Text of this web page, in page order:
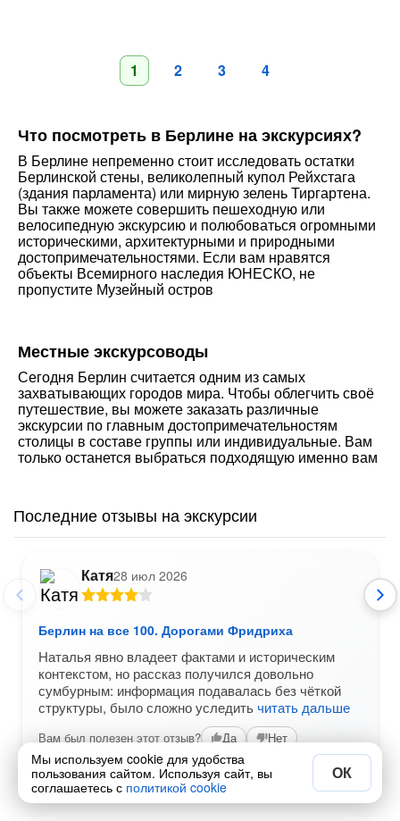
1 2 3 4
Что посмотреть в Берлине на экскурсиях?
В Берлине непременно стоит исследовать остатки
Берлинской стены, великолепный купол Рейхстага
(здания парламента) или мирную зелень Тиргартена.
Вы также можете совершить пешеходную или
велосипедную экскурсию и полюбоваться огромными
историческими, архитектурными и природными
достопримечательностями. Если вам нравятся
объекты Всемирного наследия ЮНЕСКО, не
пропустите Музейный остров
Местные экскурсоводы
Сегодня Берлин считается одним из самых
захватывающих городов мира. Чтобы облегчить своё
путешествие, вы можете заказать различные
экскурсии по главным достопримечательностям
столицы в составе группы или индивидуальные. Вам
только останется выбраться подходящую именно вам
Последние отзывы на экскурсии
Катя28 июл 2026
Берлин на все 100. Дорогами Фридриха
Наталья явно владеет фактами и историческим
контекстом, но рассказ получился довольно
сумбурным: информация подавалась без чёткой
структуры, было сложно уследитьчитать дальше
Вам был полезен этот отзыв? Да Нет
Мы используем cookie для удобства
пользования сайтом. Используя сайт, вы
соглашаетесь с политикой cookie
ОК